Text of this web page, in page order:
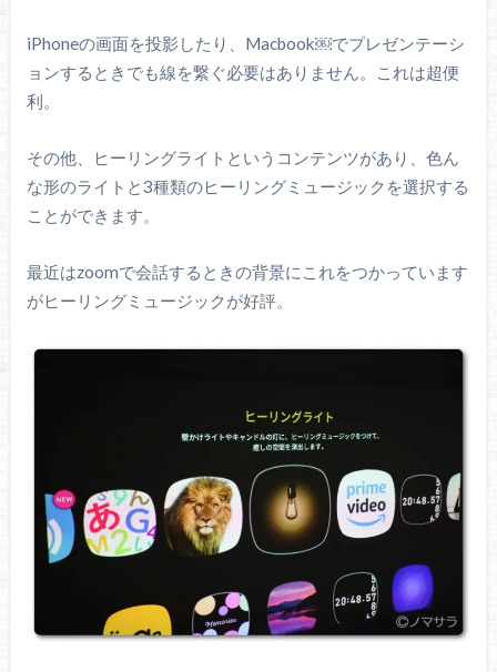
iPhoneの画面を投影したり、Macbook￼でプレゼンテーシ
ョンするときでも線を繋ぐ必要はありません。これは超便
利。
その他、ヒーリングライトというコンテンツがあり、色ん
な形のライトと3種類のヒーリングミュージックを選択する
ことができます。
最近はzoomで会話するときの背景にこれをつかっています
がヒーリングミュージックが好評。